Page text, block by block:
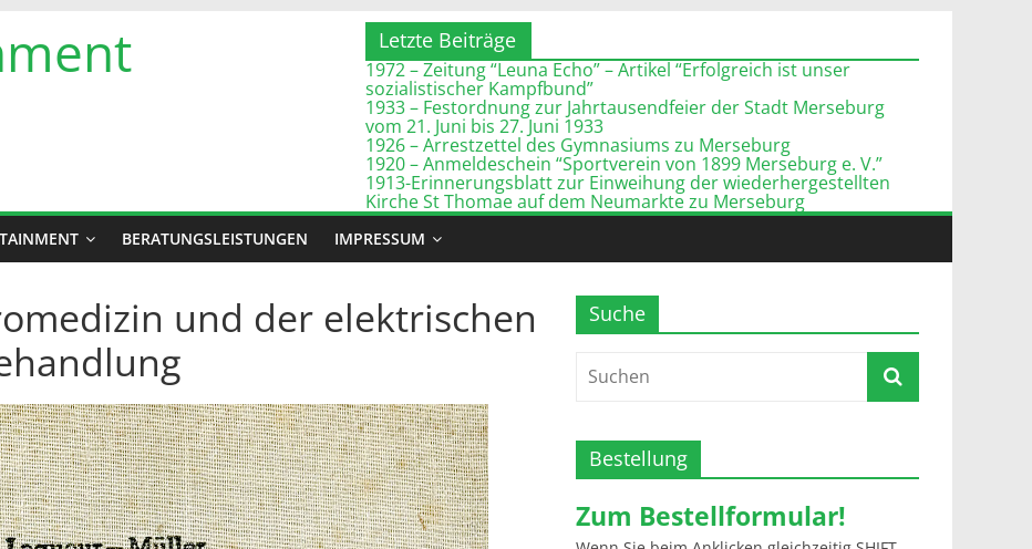
Letzte Beiträge
1972 – Zeitung “Leuna Echo” – Artikel “Erfolgreich ist unser
sozialistischer Kampfbund”
1933 – Festordnung zur Jahrtausendfeier der Stadt Merseburg
vom 21. Juni bis 27. Juni 1933
1926 – Arrestzettel des Gymnasiums zu Merseburg
1920 – Anmeldeschein “Sportverein von 1899 Merseburg e. V.”
1913-Erinnerungsblatt zur Einweihung der wiederhergestellten
Kirche St Thomae auf dem Neumarkte zu Merseburg
BERATUNGSLEISTUNGEN IMPRESSUM
und der elektrischen
Suche
Bestellung
Zum Bestellformular!